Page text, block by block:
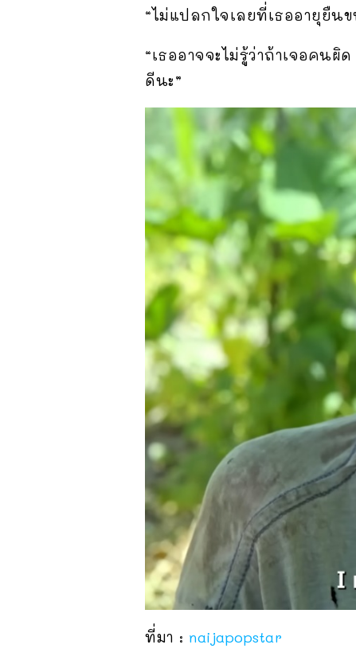
“ไม่แปลกใจเลยที่เธออายุยืน
“เธออาจจะไม่รู้ว่าถ้าเจอคน
ดีนะ”
ที่มา : naijapopstar